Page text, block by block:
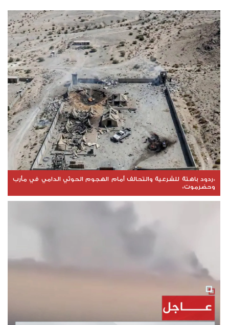
*ردود باهتة للشرعية والتحالف أمام الهجوم الحوثي الدامي في مأرب
وحضرموت*